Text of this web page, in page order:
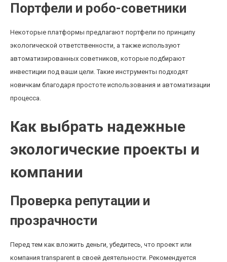
Портфели и робо-советники
Некоторые платформы предлагают портфели по принципу
экологической ответственности, а также используют
автоматизированных советников, которые подбирают
инвестиции под ваши цели. Такие инструменты подходят
новичкам благодаря простоте использования и автоматизации
процесса.
Как выбрать надежные
экологические проекты и
компании
Проверка репутации и
прозрачности
Перед тем как вложить деньги, убедитесь, что проект или
компания transparent в своей деятельности. Рекомендуется